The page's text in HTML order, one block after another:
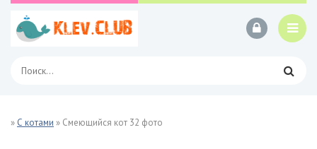
» С котами » Смеющийся кот 32 фото